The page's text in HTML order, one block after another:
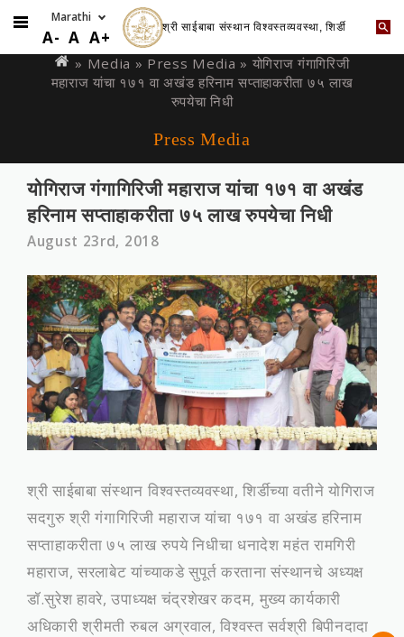
to
A- A A+ श्री साईबाबा संस्थान विश्वस्तव्यवस्था, शिर्डी
are
» Media » Press Media » योगिराज गंगागिरिजी
महाराज यांचा १७१ वा अखंड हरिनाम सप्‍ताहाकरीता ७५ लाख
रुपयेचा निधी
Press Media
योगिराज गंगागिरिजी महाराज यांचा १७१ वा अखंड
हरिनाम सप्‍ताहाकरीता ७५ लाख रुपयेचा निधी
August 23rd, 2018
श्री साईबाबा संस्‍थान विश्‍वस्‍तव्‍यवस्‍था, शिर्डीच्‍या वतीने योगिराज
सदगुरु श्री गंगागिरिजी महाराज यांचा १७१ वा अखंड हरिनाम
सप्‍ताहाकरीता ७५ लाख रुपये निधीचा धनादेश महंत रामगिरी
महाराज, सरलाबेट यांच्‍याकडे सुपूर्त करताना संस्‍थानचे अध्‍यक्ष
डॉ.सुरेश हावरे, उपाध्‍यक्ष चंद्रशेखर कदम, मुख्‍य कार्यकारी
अधिकारी श्रीमती रुबल अग्रवाल, विश्‍वस्‍त सर्वश्री बिपीनदादा